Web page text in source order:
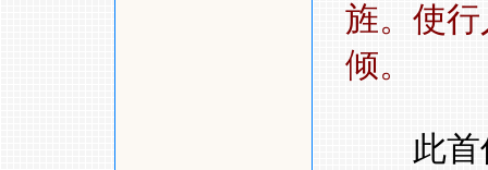
旌。使
倾。
此首伤